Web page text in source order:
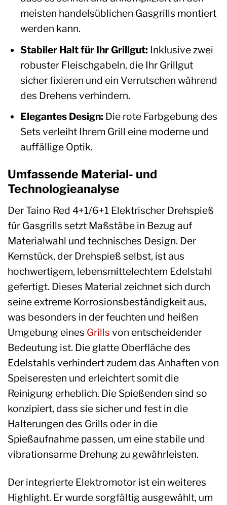
meisten handelsüblichen Gasgrills montiert
werden kann.
Stabiler Halt für Ihr Grillgut: Inklusive zwei
robuster Fleischgabeln, die Ihr Grillgut
sicher fixieren und ein Verrutschen während
des Drehens verhindern.
Elegantes Design: Die rote Farbgebung des
Sets verleiht Ihrem Grill eine moderne und
auffällige Optik.
Umfassende Material- und
Technologieanalyse
Der Taino Red 4+1/6+1 Elektrischer Drehspieß
für Gasgrills setzt Maßstäbe in Bezug auf
Materialwahl und technisches Design. Der
Kernstück, der Drehspieß selbst, ist aus
hochwertigem, lebensmittelechtem Edelstahl
gefertigt. Dieses Material zeichnet sich durch
seine extreme Korrosionsbeständigkeit aus,
was besonders in der feuchten und heißen
Umgebung eines Grills von entscheidender
Bedeutung ist. Die glatte Oberfläche des
Edelstahls verhindert zudem das Anhaften von
Speiseresten und erleichtert somit die
Reinigung erheblich. Die Spießenden sind so
konzipiert, dass sie sicher und fest in die
Halterungen des Grills oder in die
Spießaufnahme passen, um eine stabile und
vibrationsarme Drehung zu gewährleisten.
Der integrierte Elektromotor ist ein weiteres
Highlight. Er wurde sorgfältig ausgewählt, um